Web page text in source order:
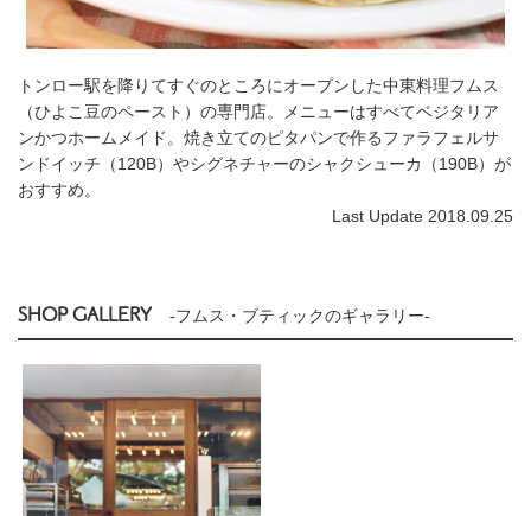
トンロー駅を降りてすぐのところにオープンした中東料理フムス
（ひよこ豆のペースト）の専門店。メニューはすべてベジタリア
ンかつホームメイド。焼き立てのピタパンで作るファラフェルサ
ンドイッチ（120B）やシグネチャーのシャクシューカ（190B）が
おすすめ。
Last Update 2018.09.25
SHOP GALLERY -フムス・ブティックのギャラリー-